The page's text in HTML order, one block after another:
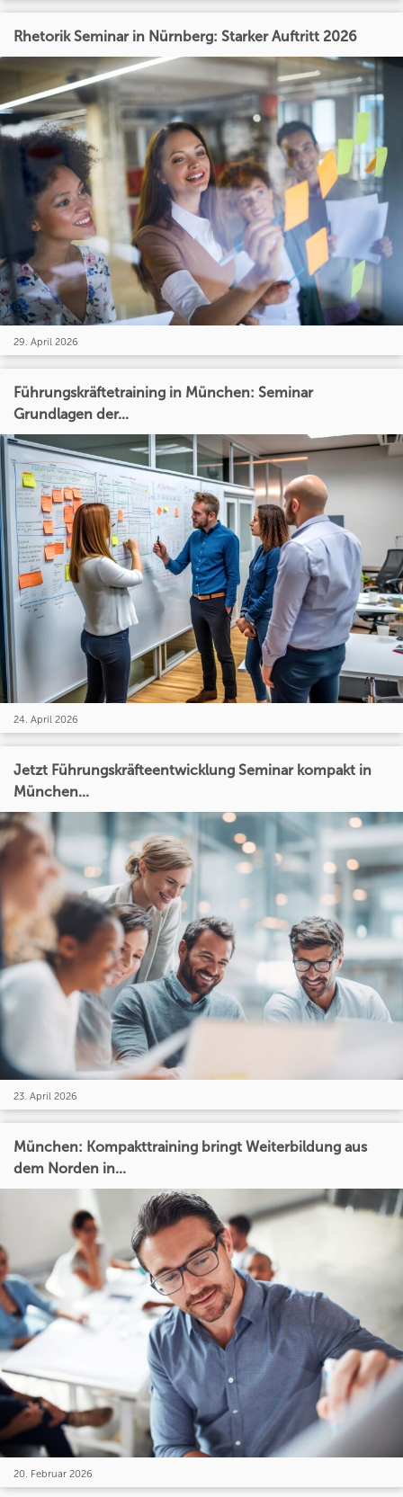
Rhetorik Seminar in Nürnberg: Starker Auftritt 2026
29. April 2026
Führungskräftetraining in München: Seminar
Grundlagen der...
24. April 2026
Jetzt Führungskräfteentwicklung Seminar kompakt in
München...
23. April 2026
München: Kompakttraining bringt Weiterbildung aus
dem Norden in...
20. Februar 2026